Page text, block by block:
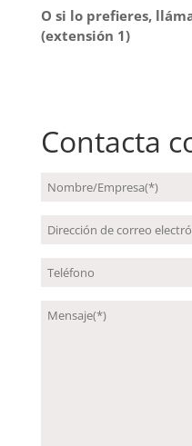
O si lo prefieres,
(extensión 1)
Contacta